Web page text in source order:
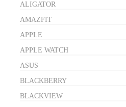
ALIGATOR
AMAZFIT
APPLE
APPLE WATCH
ASUS
BLACKBERRY
BLACKVIEW